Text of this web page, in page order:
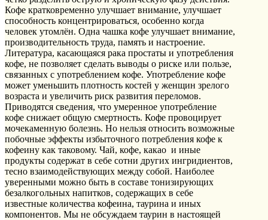
Кофе кратковременно улучшает внимание, улучшает
способность концентрироваться, особенно когда
человек утомлён. Одна чашка кофе улучшает внимание,
производительность труда, память и настроение.
Литература, касающаяся рака простаты и употребления
кофе, не позволяет сделать выводы о риске или пользе,
связанных с употреблением кофе. Употребление кофе
может уменьшить плотность костей у женщин зрелого
возраста и увеличить риск развития переломов.
Приводятся сведения, что умеренное употребление
кофе снижает общую смертность. Кофе провоцирует
мочекаменную болезнь. Но нельзя относить возможные
побочные эффекты избыточного потребления кофе к
кофеину как таковому. Чай, кофе, какао и иные
продукты содержат в себе сотни других ингридиентов,
тесно взаимодействующих между собой. Наиболее
уверенными можно быть в составе тонизирующих
безалкогольных напитков, содержащих в себе
известные количества кофеина, таурина и иных
компонентов. Мы не обсуждаем таурин в настоящей